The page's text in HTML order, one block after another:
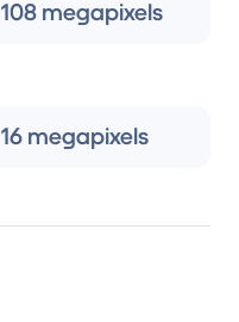
108 megapixels
16 megapixels